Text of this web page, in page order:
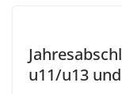
u11/u13